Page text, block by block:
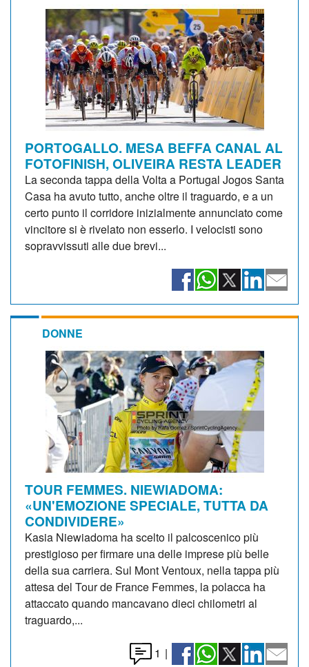
PORTOGALLO. MESA BEFFA CANAL AL
FOTOFINISH, OLIVEIRA RESTA LEADER
La seconda tappa della Volta a Portugal Jogos Santa
Casa ha avuto tutto, anche oltre il traguardo, e a un
certo punto il corridore inizialmente annunciato come
vincitore si è rivelato non esserlo. I velocisti sono
sopravvissuti alle due brevi...
DONNE
TOUR FEMMES. NIEWIADOMA:
«UN'EMOZIONE SPECIALE, TUTTA DA
CONDIVIDERE»
Kasia Niewiadoma ha scelto il palcoscenico più
prestigioso per firmare una delle imprese più belle
della sua carriera. Sul Mont Ventoux, nella tappa più
attesa del Tour de France Femmes, la polacca ha
attaccato quando mancavano dieci chilometri al
traguardo,...
1 |